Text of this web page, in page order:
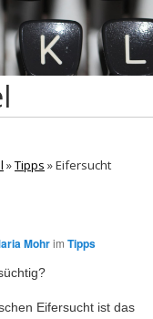
»Tipps »Eifersucht
Mohrim Tipps
Eifersucht ist das